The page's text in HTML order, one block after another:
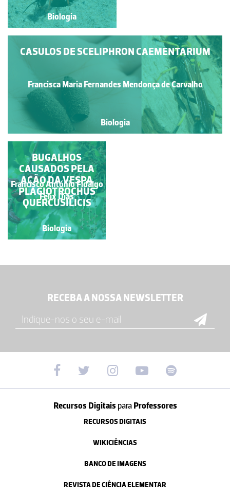
Biologia
CASULOS DE SCELIPHRON CAEMENTARIUM
Francisca Maria Fernandes Mendonça de Carvalho
Biologia
Biologia
VESPA COMUM
Paulo Cunha
Biologia
BUGALHOS
CAUSADOS PELA
AÇÃO DA VESPA
PLAGIOTROCHUS
QUERCUSILICIS
Francisco António Fidalgo
Félix Dias
Biologia
RECEBA A NOSSA NEWSLETTER
Recursos Digitais paraProfessores
RECURSOS DIGITAIS
WIKICIÊNCIAS
BANCO DE IMAGENS
REVISTA DE CIÊNCIA ELEMENTAR